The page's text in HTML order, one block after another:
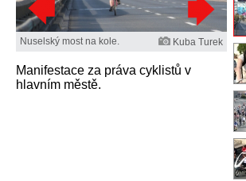
Nuselský most na kole. Kuba Turek
Manifestace za práva cyklistů v
hlavním městě.